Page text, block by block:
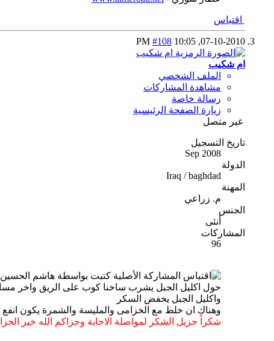
اقتباس
07-10-2010,
10:05 PM
#108
ام شكيب
الملف الشخصي
مشاهدة المشاركات
رسالة خاصة
زيارة الصفحة الرئيسية
غير متصل
تاريخ التسجيل
Sep 2008
الدولة
Iraq / baghdad
المهنة
م. زراعي
الجنس
أنثى
المشاركات
96
المشاركة الأصلية كتبت بواسطة هاشم الحسين
حول اكليل الجبل يشرب ساخنا كوب على الريق واخر
واكليل الجبل يخفض السكر
وهناك ان خلط مع الخزامى والمليسة والشمرة يكون انفع
شكراً جزيل الشكر لمواصلة الاجابة وجزاكم الله خير